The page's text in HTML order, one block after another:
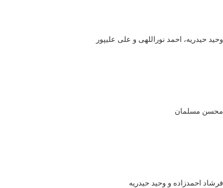
وحید حیدریه، احمد نوراللهی و علی علیپور
محسن مسلمان
فرشاد احمدزاده و وحید حیدریه